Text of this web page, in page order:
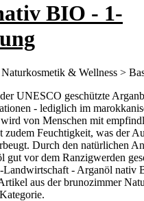
BIO - 1-
Naturkosmetik & Wellness >
UNESCO geschützte
- lediglich im
von Menschen mit
zudem Feuchtigkeit, was der
Durch den natürlichen
gut vor dem Ranzigwerden
- Arganöl nativ
aus der brunozimmer